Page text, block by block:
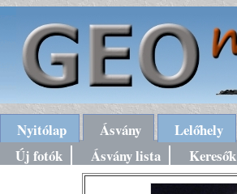
Nyitólap Ásvány Lelőhely
Új fotók
Ásvány lista Keresők